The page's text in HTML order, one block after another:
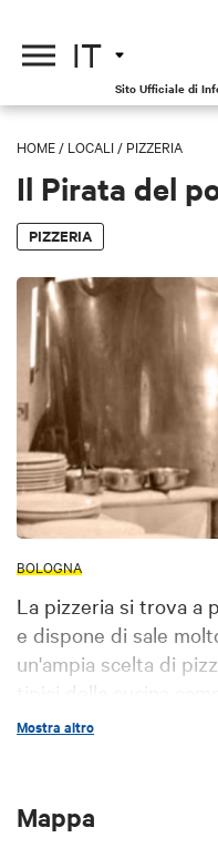
IT
Sito Ufficiale di
HOME / LOCALI / PIZZERIA
Il Pirata del
PIZZERIA
BOLOGNA
La pizzeria si trova a
e dispone di sale
un'ampia scelta di
tipici della cucina
tutti i giorni della
Mostra altro
Mappa